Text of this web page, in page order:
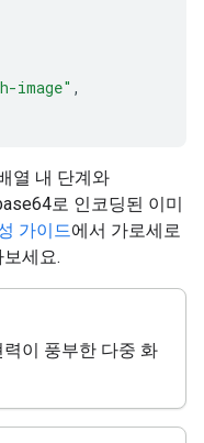
image" ,
열 내 단계와
로 인코딩된 이미
가이드에서 가로세로
세요.
력이 풍부한 다중 화